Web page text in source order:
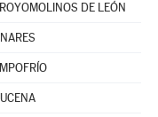
DE LEÓN